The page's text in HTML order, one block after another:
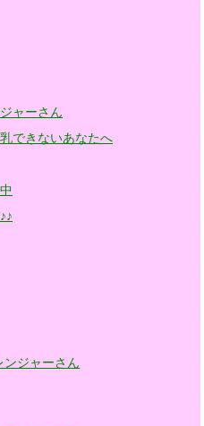
ャーさん
できないあなたへ
ンジャーさん